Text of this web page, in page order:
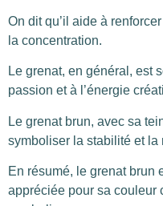
On dit qu’il aide à
la concentration.
Le grenat, en général, est
passion et à l’énergie
Le grenat brun, avec sa
symboliser la stabilité et la
En résumé, le grenat brun
appréciée pour sa couleur